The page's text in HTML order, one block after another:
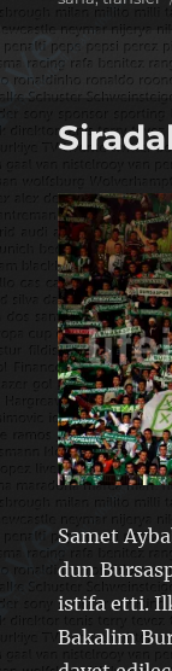
Samet
dun
istifa etti.
Bakalim